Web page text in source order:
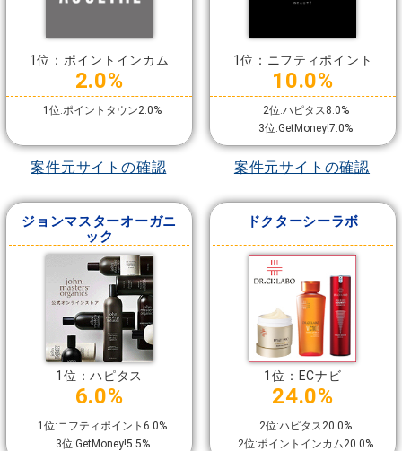
1位：ポイントインカム
2.0%
1位:ポイントタウン2.0%
案件元サイトの確認
1位：ニフティポイント
10.0%
2位:ハピタス8.0%
3位:GetMoney!7.0%
案件元サイトの確認
ジョンマスターオーガニ
ック
1位：ハピタス
6.0%
1位:ニフティポイント6.0%
3位:GetMoney!5.5%
ドクターシーラボ
1位：ECナビ
24.0%
2位:ハピタス20.0%
2位:ポイントインカム20.0%